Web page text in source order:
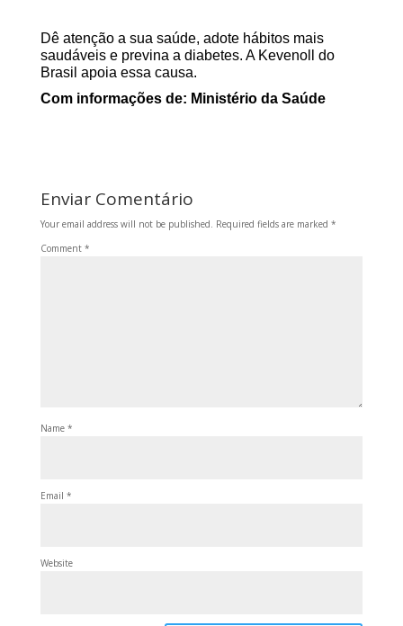
Dê atenção a sua saúde, adote hábitos mais
saudáveis e previna a diabetes. A Kevenoll do
Brasil apoia essa causa.
Com informações de: Ministério da Saúde
Enviar Comentário
Your email address will not be published. Required fields are marked *
Comment *
Name *
Email *
Website